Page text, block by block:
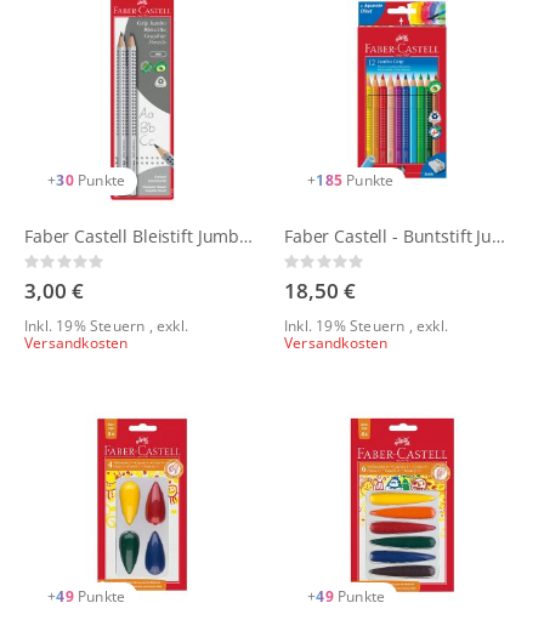
+30 Punkte
Faber Castell Bleistift Jumbo GRIP 2er Blisterkarte
Rating:
0%
3,00 €
Inkl. 19% Steuern ,exkl.
Versandkosten
+185 Punkte
Faber Castell - Buntstift Jumbo GRIP 12er Kartonetui
Rating:
0%
18,50 €
Inkl. 19% Steuern ,exkl.
Versandkosten
+49 Punkte +49 Punkte